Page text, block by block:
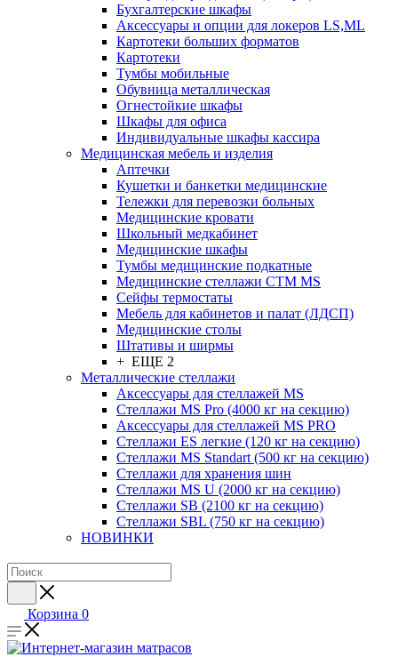
Бухгалтерские шкафы
Аксессуары и опции для локеров LS,ML
Картотеки больших форматов
Картотеки
Тумбы мобильные
Обувница металлическая
Огнестойкие шкафы
Шкафы для офиса
Индивидуальные шкафы кассира
Медицинская мебель и изделия
Аптечки
Кушетки и банкетки медицинские
Тележки для перевозки больных
Медицинские кровати
Школьный медкабинет
Медицинские шкафы
Тумбы медицинские подкатные
Медицинские стеллажи CTM MS
Сейфы термостаты
Мебель для кабинетов и палат (ЛДСП)
Медицинские столы
Штативы и ширмы
+ ЕЩЕ 2
Металлические стеллажи
Аксессуары для стеллажей MS
Стеллажи MS Pro (4000 кг на секцию)
Аксессуары для стеллажей MS PRO
Стеллажи ES легкие (120 кг на секцию)
Стеллажи MS Standart (500 кг на секцию)
Стеллажи для хранения шин
Стеллажи MS U (2000 кг на секцию)
Стеллажи SB (2100 кг на секцию)
Стеллажи SBL (750 кг на секцию)
НОВИНКИ
Корзина 0